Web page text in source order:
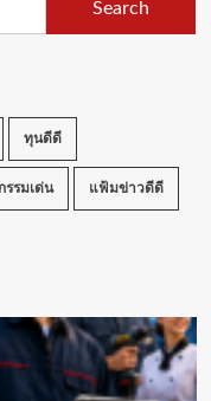
ทุนดีดี
รรมเด่น แฟ้มข่าวดีดี